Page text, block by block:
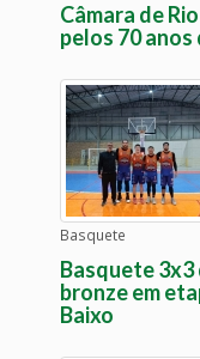
Câmara de
pelos 70
Basquete
Basquete 3x3
bronze em
Baixo